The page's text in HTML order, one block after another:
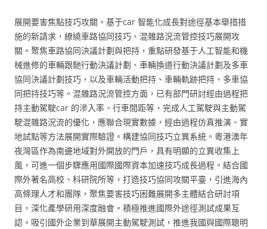
展開要害焦點技巧攻關。基于car 智能化成長對途徑基本舉措措
施的新請求，繚繞車路協同技巧、混雜路況流管控技巧展開攻
關。聚焦車路協同決議計劃與把持，重點研發基于人工智能和機
械進修的車輛跟馳行動決議計劃、車輛換道行動決議計劃及多車
協同決議計劃技巧，以及車輛活動把持、車輛軌跡把持、多車協
同把持技巧等。混雜路況流管控方面，已有部門研討經由過程把
持主動駕駛car 的滲入率、行車間距等，完成人工駕駛與主動駕
駛混雜路況流的優化，應聯合現實數據，經由過程仿真推演、實
地試點等方法展開實際驗證。構建協同技巧立異系統。粵港澳年
夜灣區作為南邊地域對外開放的門戶，具有明顯的立異收集上
風，可進一個步驟應用國際國際資本加速技巧成長過程。結合國
際外著名高校、科研院所等，打造技巧協同攻關平臺，引進海內
高條理人才和團隊，聚焦要害技巧困難展開多主體結合研討項
目，深化產學研用深度融會。積極推進國際外途徑測試成果互
認。吸引國外企業到華展開主動駕駛測試，推進我國與國際聰明